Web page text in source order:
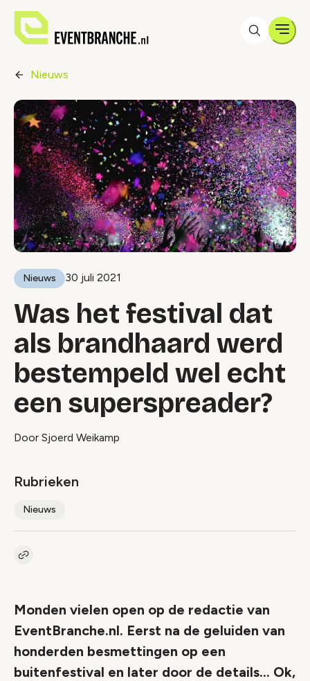
Nieuws
Nieuws 30 juli 2021
Was het festival dat
als brandhaard werd
bestempeld wel echt
een superspreader?
Door Sjoerd Weikamp
Rubrieken
Nieuws
Kopieer link naar artikel
Monden vielen open op de redactie van
EventBranche.nl. Eerst na de geluiden van
honderden besmettingen op een
buitenfestival en later door de details... Ok,